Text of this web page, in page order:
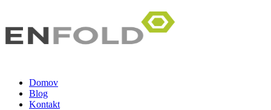
Domov
Blog
Kontakt